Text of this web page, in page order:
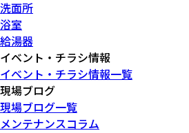
洗面所
浴室
給湯器
イベント・チラシ情報
イベント・チラシ情報一覧
現場ブログ
現場ブログ一覧
メンテナンスコラム